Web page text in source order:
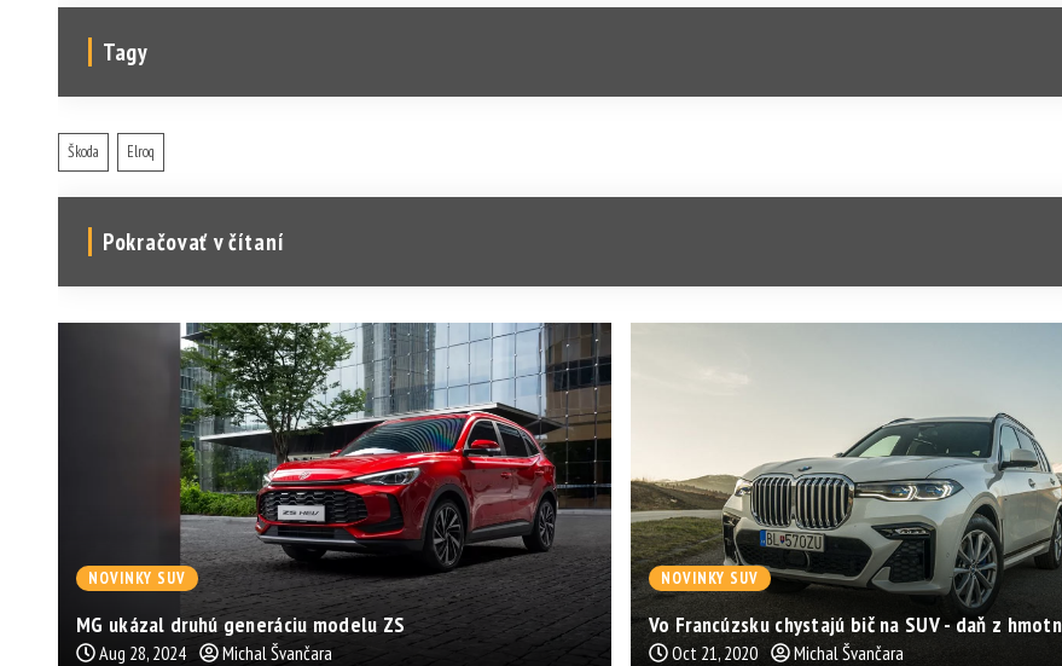
Tagy
Škoda Elroq
Pokračovať v čítaní
NOVINKY SUV
MG ukázal druhú generáciu modelu ZS
Aug 28, 2024 Michal Švančara
NOVINKY SUV
Vo Francúzsku chystajú bič na SUV - daň z
Oct 21, 2020 Michal Švančara